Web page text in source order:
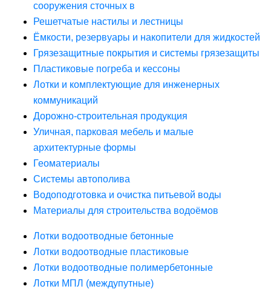
сооружения сточных в
Решетчатые настилы и лестницы
Ёмкости, резервуары и накопители для жидкостей
Грязезащитные покрытия и системы грязезащиты
Пластиковые погреба и кессоны
Лотки и комплектующие для инженерных
коммуникаций
Дорожно-строительная продукция
Уличная, парковая мебель и малые
архитектурные формы
Геоматериалы
Системы автополива
Водоподготовка и очистка питьевой воды
Материалы для строительства водоёмов
Лотки водоотводные бетонные
Лотки водоотводные пластиковые
Лотки водоотводные полимербетонные
Лотки МПЛ (междупутные)